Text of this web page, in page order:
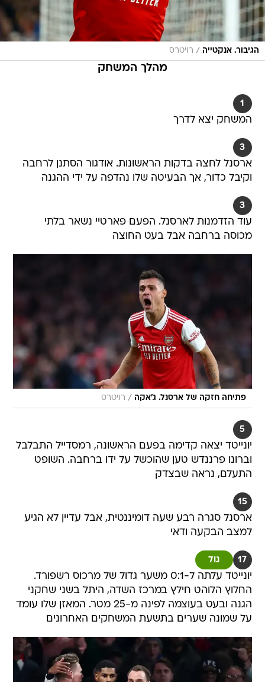
הגיבור. אנקטייה / רויטרס
מהלך המשחק
1
המשחק יצא לדרך
3
ארסנל לחצה בדקות הראשונות. אודגור הסתנן לרחבה
וקיבל כדור, אך הבעיטה שלו נהדפה על ידי ההגנה
3
עוד הזדמנות לארסנל. הפעם פארטיי נשאר בלתי
מכוסה ברחבה אבל בעט החוצה
פתיחה חזקה של ארסנל. ג'אקה / רויטרס
5
יונייטד יצאה קדימה בפעם הראשונה, רמסדייל התבלבל
וברונו פרננדש טען שהוכשל על ידו ברחבה. השופט
התעלם, נראה שבצדק
15
ארסנל סגרה רבע שעה דומיננטית, אבל עדיין לא הגיע
למצב הבקעה ודאי
17 גול
יונייטד עלתה ל-0:1 משער גדול של מרכוס רשפורד.
החלוץ הלוהט חילץ במרכז השדה, היתל בשני שחקני
הגנה ובעט בעוצמה לפינה מ-25 מטר. המאזן שלו עומד
על שמונה שערים בתשעת המשחקים האחרונים